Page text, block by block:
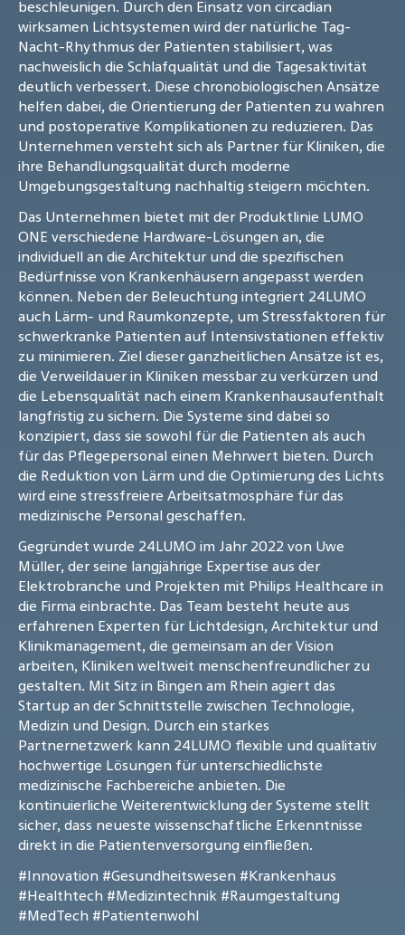
beschleunigen. Durch den Einsatz von circadian
wirksamen Lichtsystemen wird der natürliche Tag-
Nacht-Rhythmus der Patienten stabilisiert, was
nachweislich die Schlafqualität und die Tagesaktivität
deutlich verbessert. Diese chronobiologischen Ansätze
helfen dabei, die Orientierung der Patienten zu wahren
und postoperative Komplikationen zu reduzieren. Das
Unternehmen versteht sich als Partner für Kliniken, die
ihre Behandlungsqualität durch moderne
Umgebungsgestaltung nachhaltig steigern möchten.
Das Unternehmen bietet mit der Produktlinie LUMO
ONE verschiedene Hardware-Lösungen an, die
individuell an die Architektur und die spezifischen
Bedürfnisse von Krankenhäusern angepasst werden
können. Neben der Beleuchtung integriert 24LUMO
auch Lärm- und Raumkonzepte, um Stressfaktoren für
schwerkranke Patienten auf Intensivstationen effektiv
zu minimieren. Ziel dieser ganzheitlichen Ansätze ist es,
die Verweildauer in Kliniken messbar zu verkürzen und
die Lebensqualität nach einem Krankenhausaufenthalt
langfristig zu sichern. Die Systeme sind dabei so
konzipiert, dass sie sowohl für die Patienten als auch
für das Pflegepersonal einen Mehrwert bieten. Durch
die Reduktion von Lärm und die Optimierung des Lichts
wird eine stressfreiere Arbeitsatmosphäre für das
medizinische Personal geschaffen.
Gegründet wurde 24LUMO im Jahr 2022 von Uwe
Müller, der seine langjährige Expertise aus der
Elektrobranche und Projekten mit Philips Healthcare in
die Firma einbrachte. Das Team besteht heute aus
erfahrenen Experten für Lichtdesign, Architektur und
Klinikmanagement, die gemeinsam an der Vision
arbeiten, Kliniken weltweit menschenfreundlicher zu
gestalten. Mit Sitz in Bingen am Rhein agiert das
Startup an der Schnittstelle zwischen Technologie,
Medizin und Design. Durch ein starkes
Partnernetzwerk kann 24LUMO flexible und qualitativ
hochwertige Lösungen für unterschiedlichste
medizinische Fachbereiche anbieten. Die
kontinuierliche Weiterentwicklung der Systeme stellt
sicher, dass neueste wissenschaftliche Erkenntnisse
direkt in die Patientenversorgung einfließen.
#Innovation #Gesundheitswesen #Krankenhaus
#Healthtech #Medizintechnik #Raumgestaltung
#MedTech #Patientenwohl